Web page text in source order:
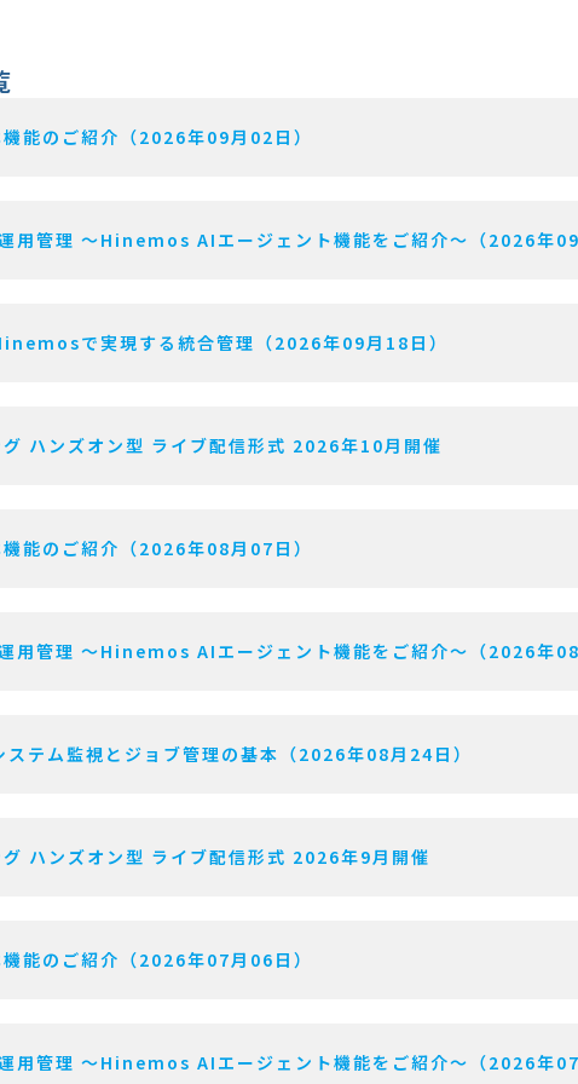
能のご紹介（2026年09月02日）
管理 〜Hinemos AIエージェント機能をご紹介〜（2026年09
で実現する統合管理（2026年09月18日）
ハンズオン型 ライブ配信形式 2026年10月開催
能のご紹介（2026年08月07日）
管理 〜Hinemos AIエージェント機能をご紹介〜（2026年08
テム監視とジョブ管理の基本（2026年08月24日）
ハンズオン型 ライブ配信形式 2026年9月開催
能のご紹介（2026年07月06日）
管理 〜Hinemos AIエージェント機能をご紹介〜（2026年07